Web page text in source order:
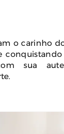
o carinho
sua